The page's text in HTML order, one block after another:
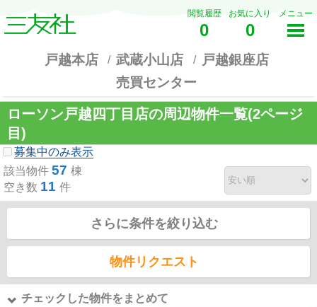
閲覧履歴
0
お気に入り
0
メニュー
戸越本店 武蔵小山店
戸越銀座店
売買センター
ローソン戸越四丁目店の周辺物件一覧(2ページ
目)
募集中のみ表示
該当物件 57 棟
空き数 11 件
さらに条件を絞り込む
物件リクエスト
チェックした物件をまとめて